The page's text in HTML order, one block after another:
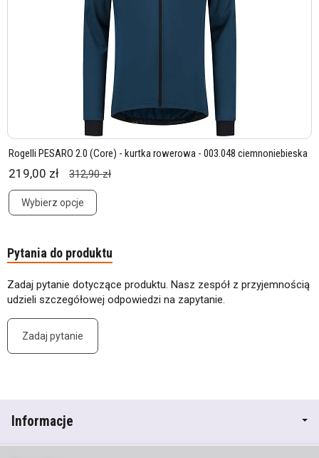
Rogelli PESARO 2.0 (Core) - kurtka rowerowa - 003.048 ciemnoniebieska
219,00 zł 312,90 zł
Wybierz opcje
Pytania do produktu
Zadaj pytanie dotyczące produktu. Nasz zespół z przyjemnością
udzieli szczegółowej odpowiedzi na zapytanie.
Zadaj pytanie
Informacje